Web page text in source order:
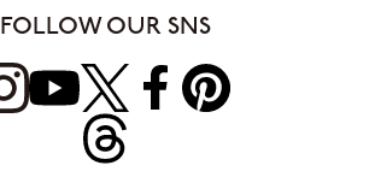
FOLLOW OUR SNS